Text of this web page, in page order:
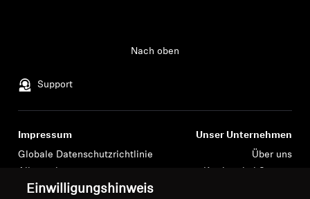
Support
Nach oben
Impressum
Globale Datenschutzrichtlinie
Geschäftsbedingungen für
Unser Unternehmen
Über uns
Einwilligungshinweis